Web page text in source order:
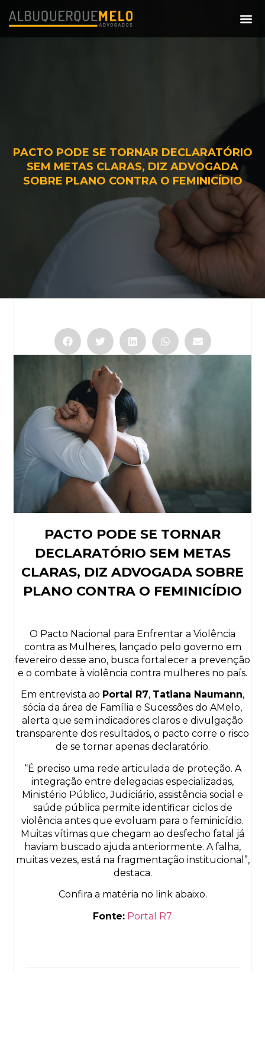
PACTO PODE SE TORNAR DECLARATÓRIO
SEM METAS CLARAS, DIZ ADVOGADA
SOBRE PLANO CONTRA O FEMINICÍDIO
PACTO PODE SE TORNAR
DECLARATÓRIO SEM METAS
CLARAS, DIZ ADVOGADA SOBRE
PLANO CONTRA O FEMINICÍDIO
O Pacto Nacional para Enfrentar a Violência
contra as Mulheres, lançado pelo governo em
fevereiro desse ano, busca fortalecer a prevenção
e o combate à violência contra mulheres no país.
Em entrevista ao Portal R7, Tatiana Naumann,
sócia da área de Família e Sucessões do AMelo,
alerta que sem indicadores claros e divulgação
transparente dos resultados, o pacto corre o risco
de se tornar apenas declaratório.
“É preciso uma rede articulada de proteção. A
integração entre delegacias especializadas,
Ministério Público, Judiciário, assistência social e
saúde pública permite identificar ciclos de
violência antes que evoluam para o feminicídio.
Muitas vítimas que chegam ao desfecho fatal já
haviam buscado ajuda anteriormente. A falha,
muitas vezes, está na fragmentação institucional”,
destaca.
Confira a matéria no link abaixo.
Fonte: Portal R7